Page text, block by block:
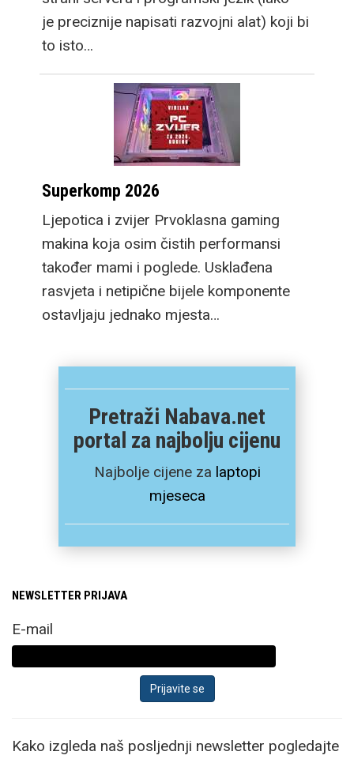
je preciznije napisati razvojni alat) koji bi
to isto…
Superkomp 2026
Ljepotica i zvijer Prvoklasna gaming
makina koja osim čistih performansi
također mami i poglede. Usklađena
rasvjeta i netipične bijele komponente
ostavljaju jednako mjesta…
Pretraži Nabava.net
portal za najbolju cijenu
Najbolje cijene za laptopi
mjeseca
NEWSLETTER PRIJAVA
E-mail
Kako izgleda naš posljednji newsletter pogledajte